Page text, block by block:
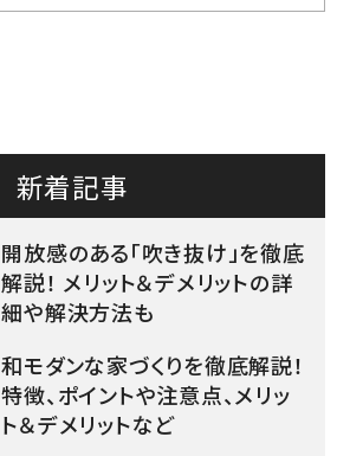
新着記事
開放感のある「吹き抜け」を徹底
解説！ メリット＆デメリットの詳
細や解決方法も
和モダンな家づくりを徹底解説！
特徴、ポイントや注意点、メリッ
ト＆デメリットなど